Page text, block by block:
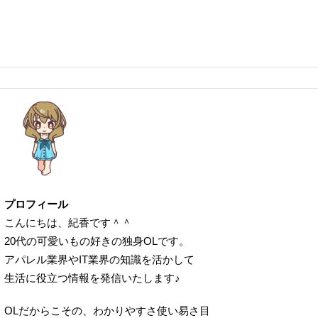
プロフィール
こんにちは、紀香です＾＾
20代の可愛いもの好きの独身OLです。
アパレル業界やIT業界の知識を活かして
生活に役立つ情報を発信いたします♪
OLだからこその、わかりやすさ使い易さ目